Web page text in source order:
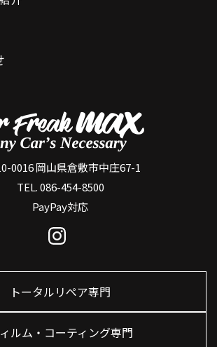
0016 岡山県倉敷市中庄67-1
TEL. 086-454-8500
PayPay対応
トータルリペア専門
ルム・コーティング専門